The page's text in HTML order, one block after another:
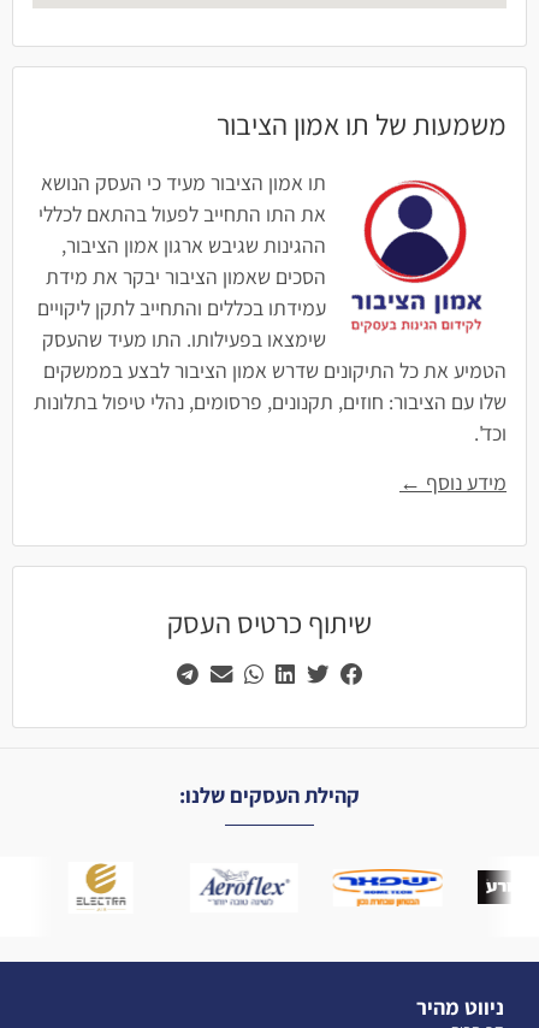
משמעות של תו אמון הציבור
תו אמון הציבור מעיד כי העסק הנושא
את התו התחייב לפעול בהתאם לכללי
ההגינות שגיבש ארגון אמון הציבור,
הסכים שאמון הציבור יבקר את מידת
עמידתו בכללים והתחייב לתקן ליקויים
שימצאו בפעילותו. התו מעיד שהעסק
הטמיע את כל התיקונים שדרש אמון הציבור לבצע בממשקים
שלו עם הציבור: חוזים, תקנונים, פרסומים, נהלי טיפול בתלונות
וכד'.
מידע נוסף ←
שיתוף כרטיס העסק
קהילת העסקים שלנו:
ניווט מהיר